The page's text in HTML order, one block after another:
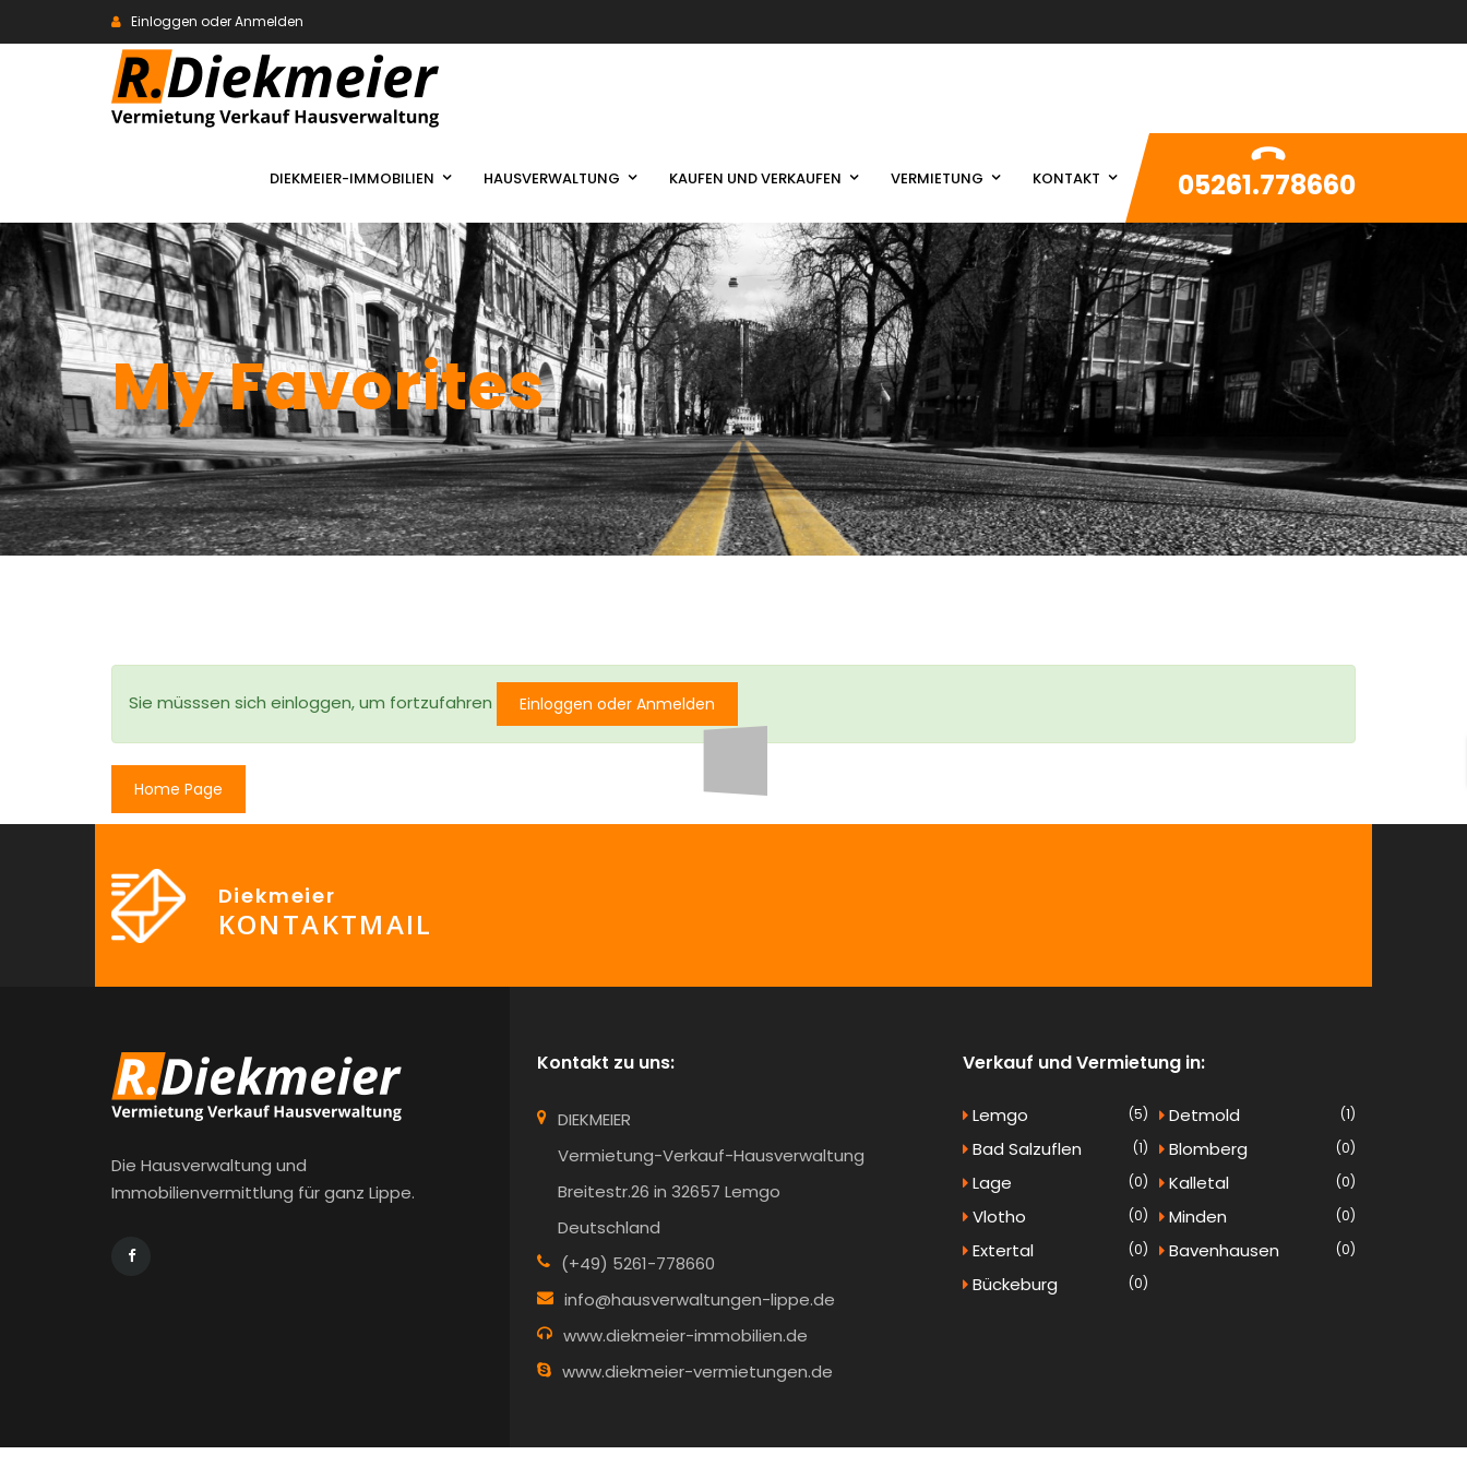
Einloggen oder Anmelden
DIEKMEIER-IMMOBILIEN HAUSVERWALTUNG KAUFEN UND VERKAUFEN VERMIETUNG KONTAKT 05261.778660
My Favorites
Sie müsssen sich einloggen, um fortzufahren Einloggen oder Anmelden
Home Page
Diekmeier
KONTAKTMAIL
Die Hausverwaltung und
Immobilienvermittlung für ganz Lippe.
Kontakt zu uns:
DIEKMEIER
Vermietung-Verkauf-Hausverwaltung
Breitestr.26 in 32657 Lemgo
Deutschland
(+49) 5261-778660
info@hausverwaltungen-lippe.de
www.diekmeier-immobilien.de
www.diekmeier-vermietungen.de
Verkauf und Vermietung in:
Lemgo (5) Detmold (1)
Bad Salzuflen (1) Blomberg (0)
Lage (0) Kalletal (0)
Vlotho (0) Minden (0)
Extertal (0) Bavenhausen (0)
Bückeburg (0)